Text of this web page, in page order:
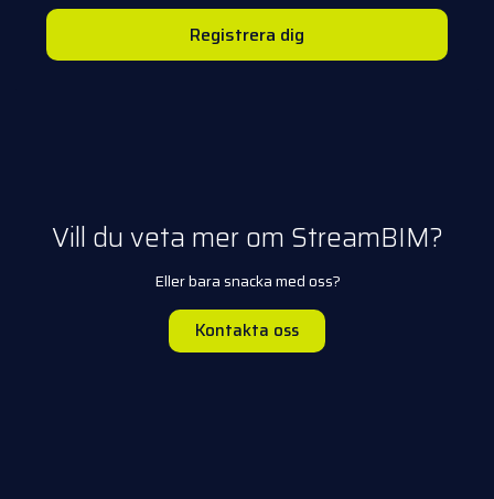
Registrera dig
Vill du veta mer om StreamBIM?
Eller bara snacka med oss?
Kontakta oss